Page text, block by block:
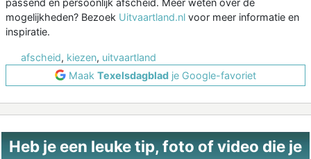
mogelijkheden? Bezoek Uitvaartland.nl voor meer informatie en
inspiratie.
afscheid, kiezen, uitvaartland
Maak Texelsdagblad je Google-favoriet
Heb je een leuke tip, foto of video die je